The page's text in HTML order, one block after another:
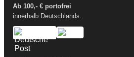
Ab 100,- € portofrei
innerhalb Deutschlands.